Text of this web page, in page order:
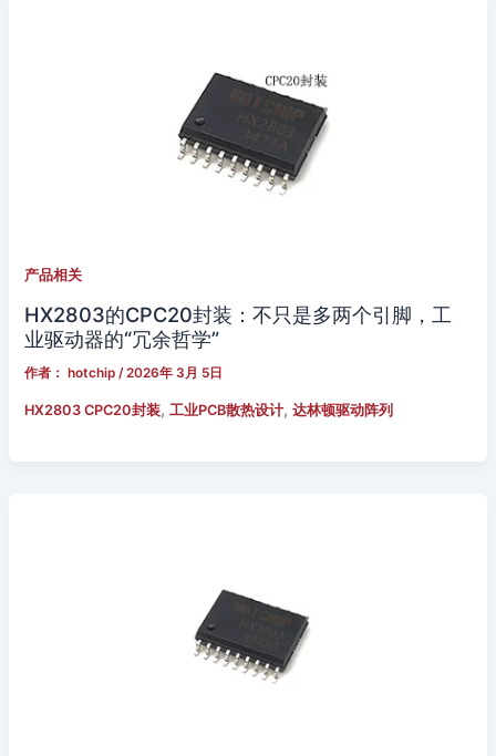
产品相关
HX2803的CPC20封装：不只是多两个引脚，工
业驱动器的“冗余哲学”
作者： hotchip/2026年 3月 5日
HX2803 CPC20封装,工业PCB散热设计,达林顿驱动阵列